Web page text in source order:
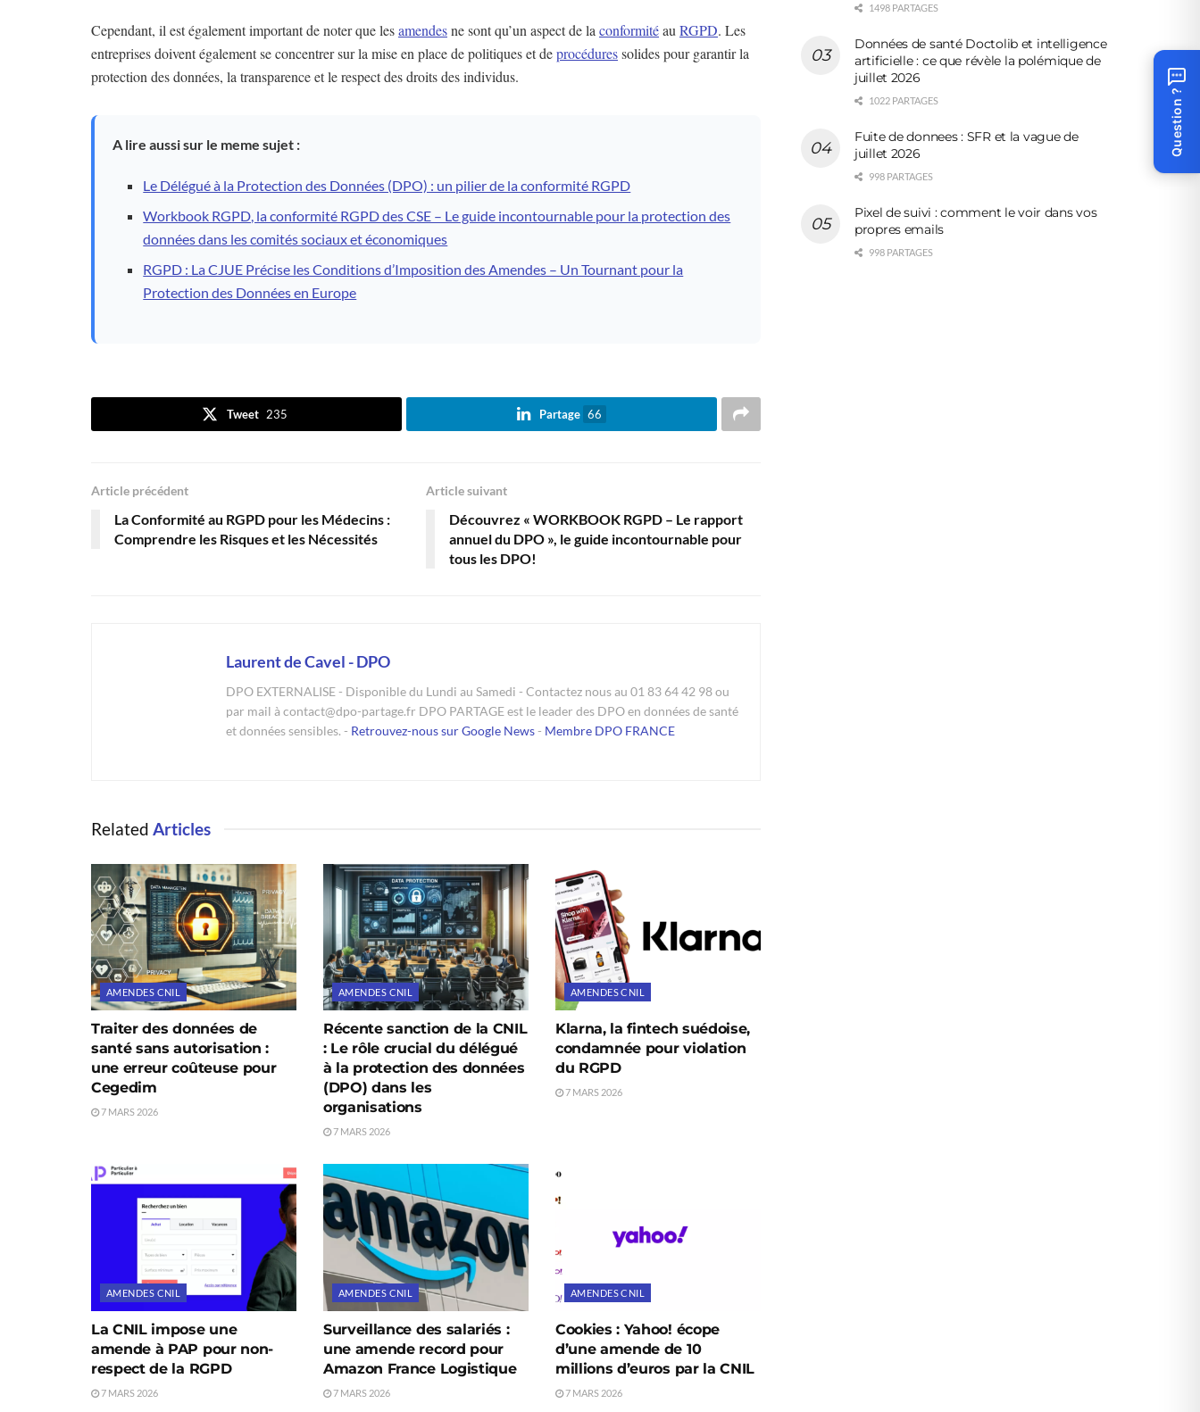
Cependant, il est également important de noter que lesamendesne sont qu’un aspect de la conformitéau RGPD. Les
entreprises doivent également se concentrer sur la mise en place de politiques et deprocéduressolides pour garantir la
protection des données, la transparence et le respect des droits des individus.
A lire aussi sur le meme sujet :
Le Délégué à la Protection des Données (DPO) : un pilier de la conformité RGPD
Workbook RGPD, la conformité RGPD des CSE – Le guide incontournable pour la protection des
données dans les comités sociaux et économiques
RGPD : La CJUE Précise les Conditions d’Imposition des Amendes – Un Tournant pour la
Protection des Données en Europe
Tweet 235 Partage 66
Article précédent
La Conformité au RGPD pour les Médecins :
Comprendre les Risques et les Nécessités
Article suivant
Découvrez « WORKBOOK RGPD – Le rapport
annuel du DPO », le guide incontournable pour
tous les DPO!
Laurent de Cavel - DPO
DPO EXTERNALISE - Disponible du Lundi au Samedi - Contactez nous au 01 83 64 42 98 ou
par mail à contact@dpo-partage.fr DPO PARTAGE est le leader des DPO en données de santé
et données sensibles. - Retrouvez-nous sur Google News- Membre DPO FRANCE
Related Articles
AMENDES CNIL
Traiter des données de
santé sans autorisation :
une erreur coûteuse pour
Cegedim
7 MARS 2026
AMENDES CNIL
Récente sanction de la CNIL
: Le rôle crucial du délégué
à la protection des données
(DPO) dans les
organisations
7 MARS 2026
AMENDES CNIL
Klarna, la fintech suédoise,
condamnée pour violation
du RGPD
7 MARS 2026
AMENDES CNIL
La CNIL impose une
amende à PAP pour non-
respect de la RGPD
7 MARS 2026
AMENDES CNIL
Surveillance des salariés :
une amende record pour
Amazon France Logistique
7 MARS 2026
AMENDES CNIL
Cookies : Yahoo! écope
d’une amende de 10
millions d’euros par la CNIL
7 MARS 2026
1498 PARTAGES
Données de santé Doctolib et intelligence
artificielle : ce que révèle la polémique de
juillet 2026
1022 PARTAGES
Fuite de donnees : SFR et la vague de
juillet 2026
998 PARTAGES
Pixel de suivi : comment le voir dans vos
propres emails
998 PARTAGES
Question ?